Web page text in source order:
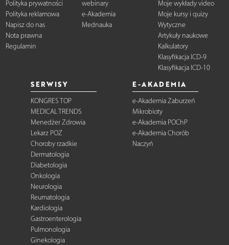
Polityka prywatności
Polityka reklamowa
Napisz do nas
Nota prawna
Regulamin
webinary
e-Akademia
Mednauka
Moje wykłady video
Moje kursy i quizy
Wytyczne
Artykuły naukowe
Kalkulatory
Klasyfikacja ICD-9
Klasyfikacja ICD-10
SERWISY
KONGRES TOP
MEDICAL TRENDS
Menedżer Zdrowia
Lekarz POZ
Choroby rzadkie
Dermatologia
Diabetologia
Onkologia
Neurologia
Reumatologia
Kardiologia
Gastroenterologia
Pulmonologia
Ginekologia
E-AKADEMIA
e-Akademia Zaburzeń
Mikrobioty
e-Akademia POChP
e-Akademia Chorób
Naczyń